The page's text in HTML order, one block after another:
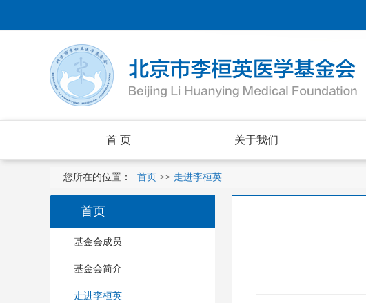
首 页 关于我们
您所在的位置： 首页 >> 走进李桓英
首页
基金会成员
基金会简介
走进李桓英